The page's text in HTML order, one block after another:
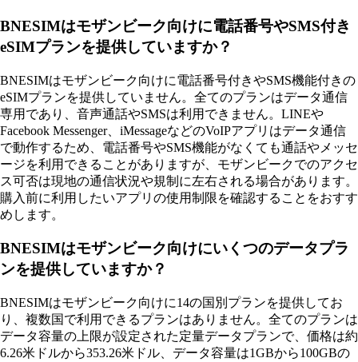
BNESIMはモザンビーク向けに電話番号やSMS付き
eSIMプランを提供していますか？
BNESIMはモザンビーク向けに電話番号付きやSMS機能付きの
eSIMプランを提供していません。全てのプランはデータ通信
専用であり、音声通話やSMSは利用できません。LINEや
Facebook Messenger、iMessageなどのVoIPアプリはデータ通信
で動作するため、電話番号やSMS機能がなくても通話やメッセ
ージを利用できることがありますが、モザンビークでのアクセ
ス可否は現地の通信状況や規制に左右される場合があります。
購入前に利用したいアプリの使用制限を確認することをおすす
めします。
BNESIMはモザンビーク向けにいくつのデータプラ
ンを提供していますか？
BNESIMはモザンビーク向けに14の国別プランを提供してお
り、複数国で利用できるプランはありません。全てのプランは
データ容量の上限が設定された定量データプランで、価格は約
6.26米ドルから353.26米ドル、データ容量は1GBから100GBの